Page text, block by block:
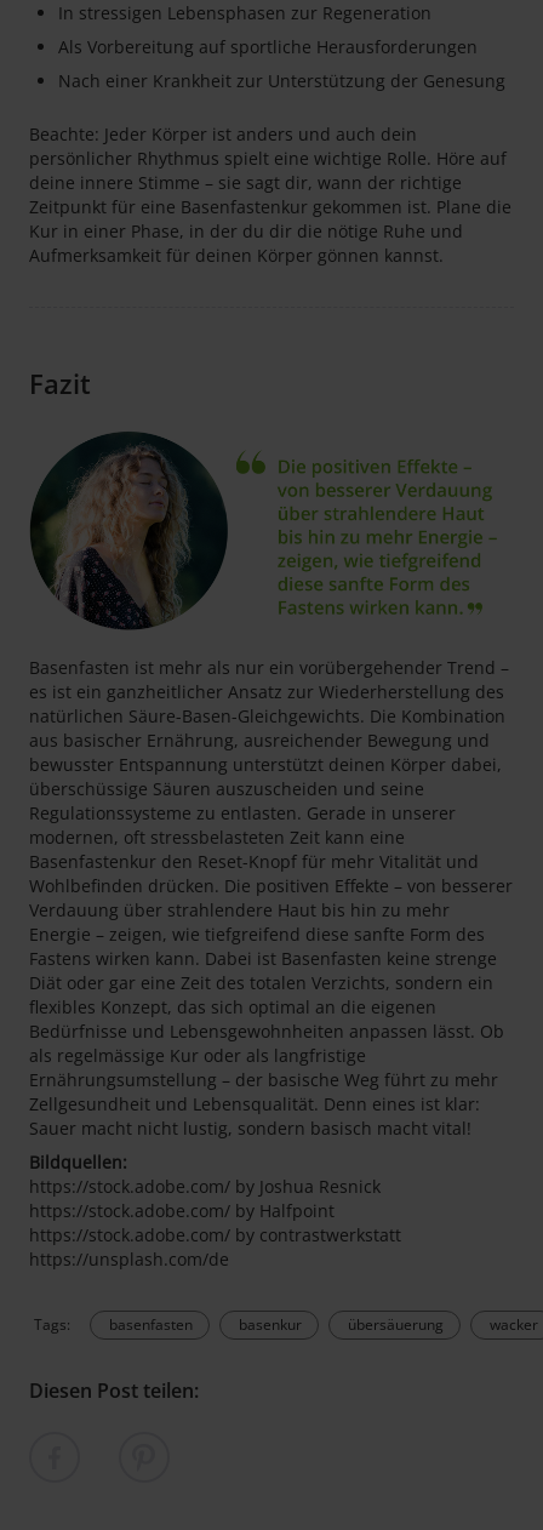
In stressigen Lebensphasen zur Regeneration
Als Vorbereitung auf sportliche Herausforderungen
Nach einer Krankheit zur Unterstützung der Genesung
Beachte: Jeder Körper ist anders und auch dein
persönlicher Rhythmus spielt eine wichtige Rolle. Höre auf
deine innere Stimme – sie sagt dir, wann der richtige
Zeitpunkt für eine Basenfastenkur gekommen ist. Plane die
Kur in einer Phase, in der du dir die nötige Ruhe und
Aufmerksamkeit für deinen Körper gönnen kannst.
Fazit
Basenfasten ist mehr als nur ein vorübergehender Trend –
es ist ein ganzheitlicher Ansatz zur Wiederherstellung des
natürlichen Säure-Basen-Gleichgewichts. Die Kombination
aus basischer Ernährung, ausreichender Bewegung und
bewusster Entspannung unterstützt deinen Körper dabei,
überschüssige Säuren auszuscheiden und seine
Regulationssysteme zu entlasten. Gerade in unserer
modernen, oft stressbelasteten Zeit kann eine
Basenfastenkur den Reset-Knopf für mehr Vitalität und
Wohlbefinden drücken. Die positiven Effekte – von besserer
Verdauung über strahlendere Haut bis hin zu mehr
Energie – zeigen, wie tiefgreifend diese sanfte Form des
Fastens wirken kann. Dabei ist Basenfasten keine strenge
Diät oder gar eine Zeit des totalen Verzichts, sondern ein
flexibles Konzept, das sich optimal an die eigenen
Bedürfnisse und Lebensgewohnheiten anpassen lässt. Ob
als regelmässige Kur oder als langfristige
Ernährungsumstellung – der basische Weg führt zu mehr
Zellgesundheit und Lebensqualität. Denn eines ist klar:
Sauer macht nicht lustig, sondern basisch macht vital!
Bildquellen:
https://stock.adobe.com/ by Joshua Resnick
https://stock.adobe.com/ by Halfpoint
https://stock.adobe.com/ by contrastwerkstatt
https://unsplash.com/de
Tags: basenfasten basenkur übersäuerung wacker
Diesen Post teilen: